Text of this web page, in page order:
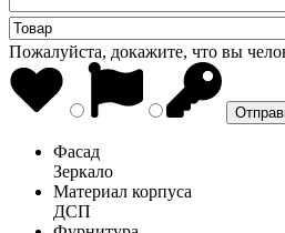
Пожалуйста, докажите, что вы
Фасад
Зеркало
Материал корпуса
ДСП